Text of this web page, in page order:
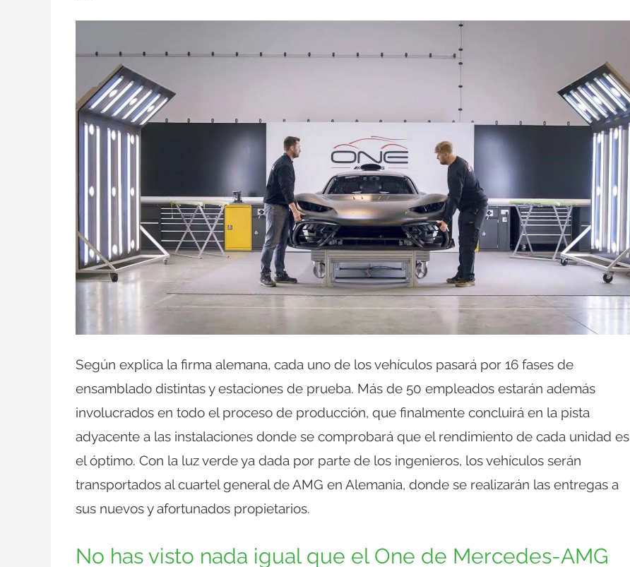
Según explica la firma alemana, cada uno de los vehículos pasará por 16 fases de
ensamblado distintas y estaciones de prueba. Más de 50 empleados estarán además
involucrados en todo el proceso de producción, que finalmente concluirá en la pista
adyacente a las instalaciones donde se comprobará que el rendimiento de cada unidad es
el óptimo. Con la luz verde ya dada por parte de los ingenieros, los vehículos serán
transportados al cuartel general de AMG en Alemania, donde se realizarán las entregas a
sus nuevos y afortunados propietarios.
No has visto nada igual que el One de Mercedes-AMG